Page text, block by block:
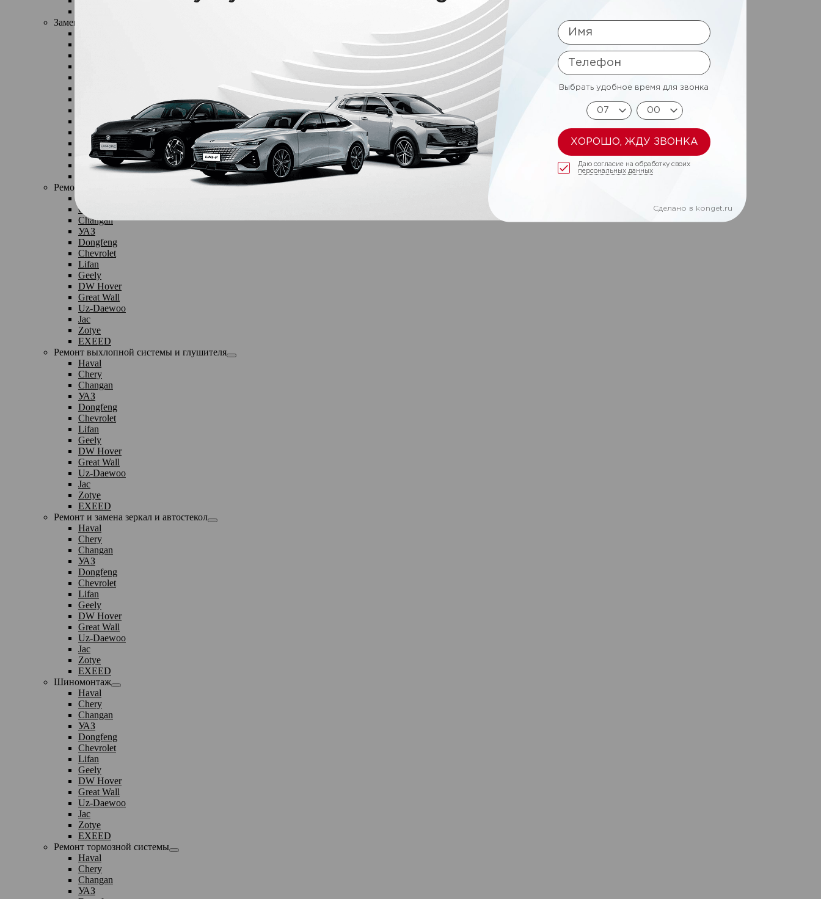
Замена жидкостей
DW Hover
Great Wall
Uz-Daewoo
Jac
Zotye
Ремонт рулевого управления
Chery
Changan
УАЗ
Dongfeng
Chevrolet
Lifan
Geely
DW Hover
Great Wall
Uz-Daewoo
Jac
Zotye
EXEED
Ремонт выхлопной системы и глушителя
Haval
Chery
Changan
УАЗ
Dongfeng
Chevrolet
Lifan
Geely
DW Hover
Great Wall
Uz-Daewoo
Jac
Zotye
EXEED
Ремонт и замена зеркал и автостекол
Haval
Chery
Changan
УАЗ
Dongfeng
Chevrolet
Lifan
Geely
DW Hover
Great Wall
Uz-Daewoo
Jac
Zotye
EXEED
Шиномонтаж
Haval
Chery
Changan
УАЗ
Dongfeng
Chevrolet
Lifan
Geely
DW Hover
Great Wall
Uz-Daewoo
Jac
Zotye
EXEED
Ремонт тормозной системы
Haval
Chery
Changan
УАЗ